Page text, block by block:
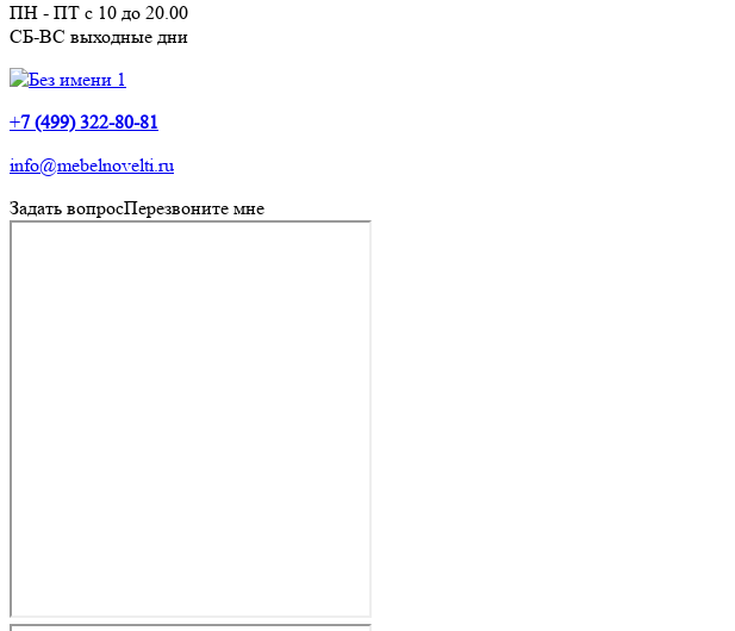
ПН - ПТ с 10 до 20.00
СБ-ВС выходные дни
+7 (499) 322-80-81
info@mebelnovelti.ru
Задать вопросПерезвоните мне